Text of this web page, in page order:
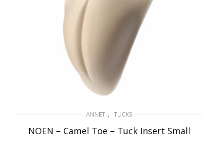
ANNET , TUCKS
NOEN – Camel Toe – Tuck Insert Small